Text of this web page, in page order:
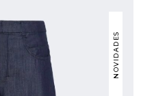
NOVIDADES